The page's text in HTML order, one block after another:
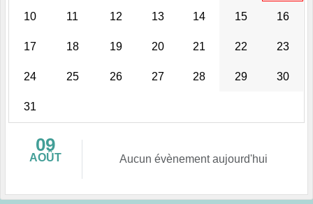
10 11 12 13 14 15 16
17 18 19 20 21 22 23
24 25 26 27 28 29 30
31
09
AOÛT Aucun évènement aujourd'hui